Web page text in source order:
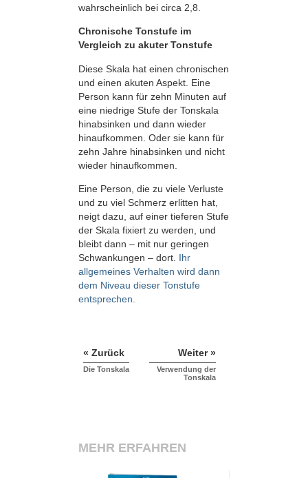
wahrscheinlich bei circa 2,8.
Chronische Tonstufe im
Vergleich zu akuter Tonstufe
Diese Skala hat einen chronischen
und einen akuten Aspekt. Eine
Person kann für zehn Minuten auf
eine niedrige Stufe der Tonskala
hinabsinken und dann wieder
hinaufkommen. Oder sie kann für
zehn Jahre hinabsinken und nicht
wieder hinaufkommen.
Eine Person, die zu viele Verluste
und zu viel Schmerz erlitten hat,
neigt dazu, auf einer tieferen Stufe
der Skala fixiert zu werden, und
bleibt dann – mit nur geringen
Schwankungen – dort. Ihr
allgemeines Verhalten wird dann
dem Niveau dieser Tonstufe
entsprechen.
« Zurück
Die Tonskala
Weiter »
Verwendung der
Tonskala
MEHR ERFAHREN